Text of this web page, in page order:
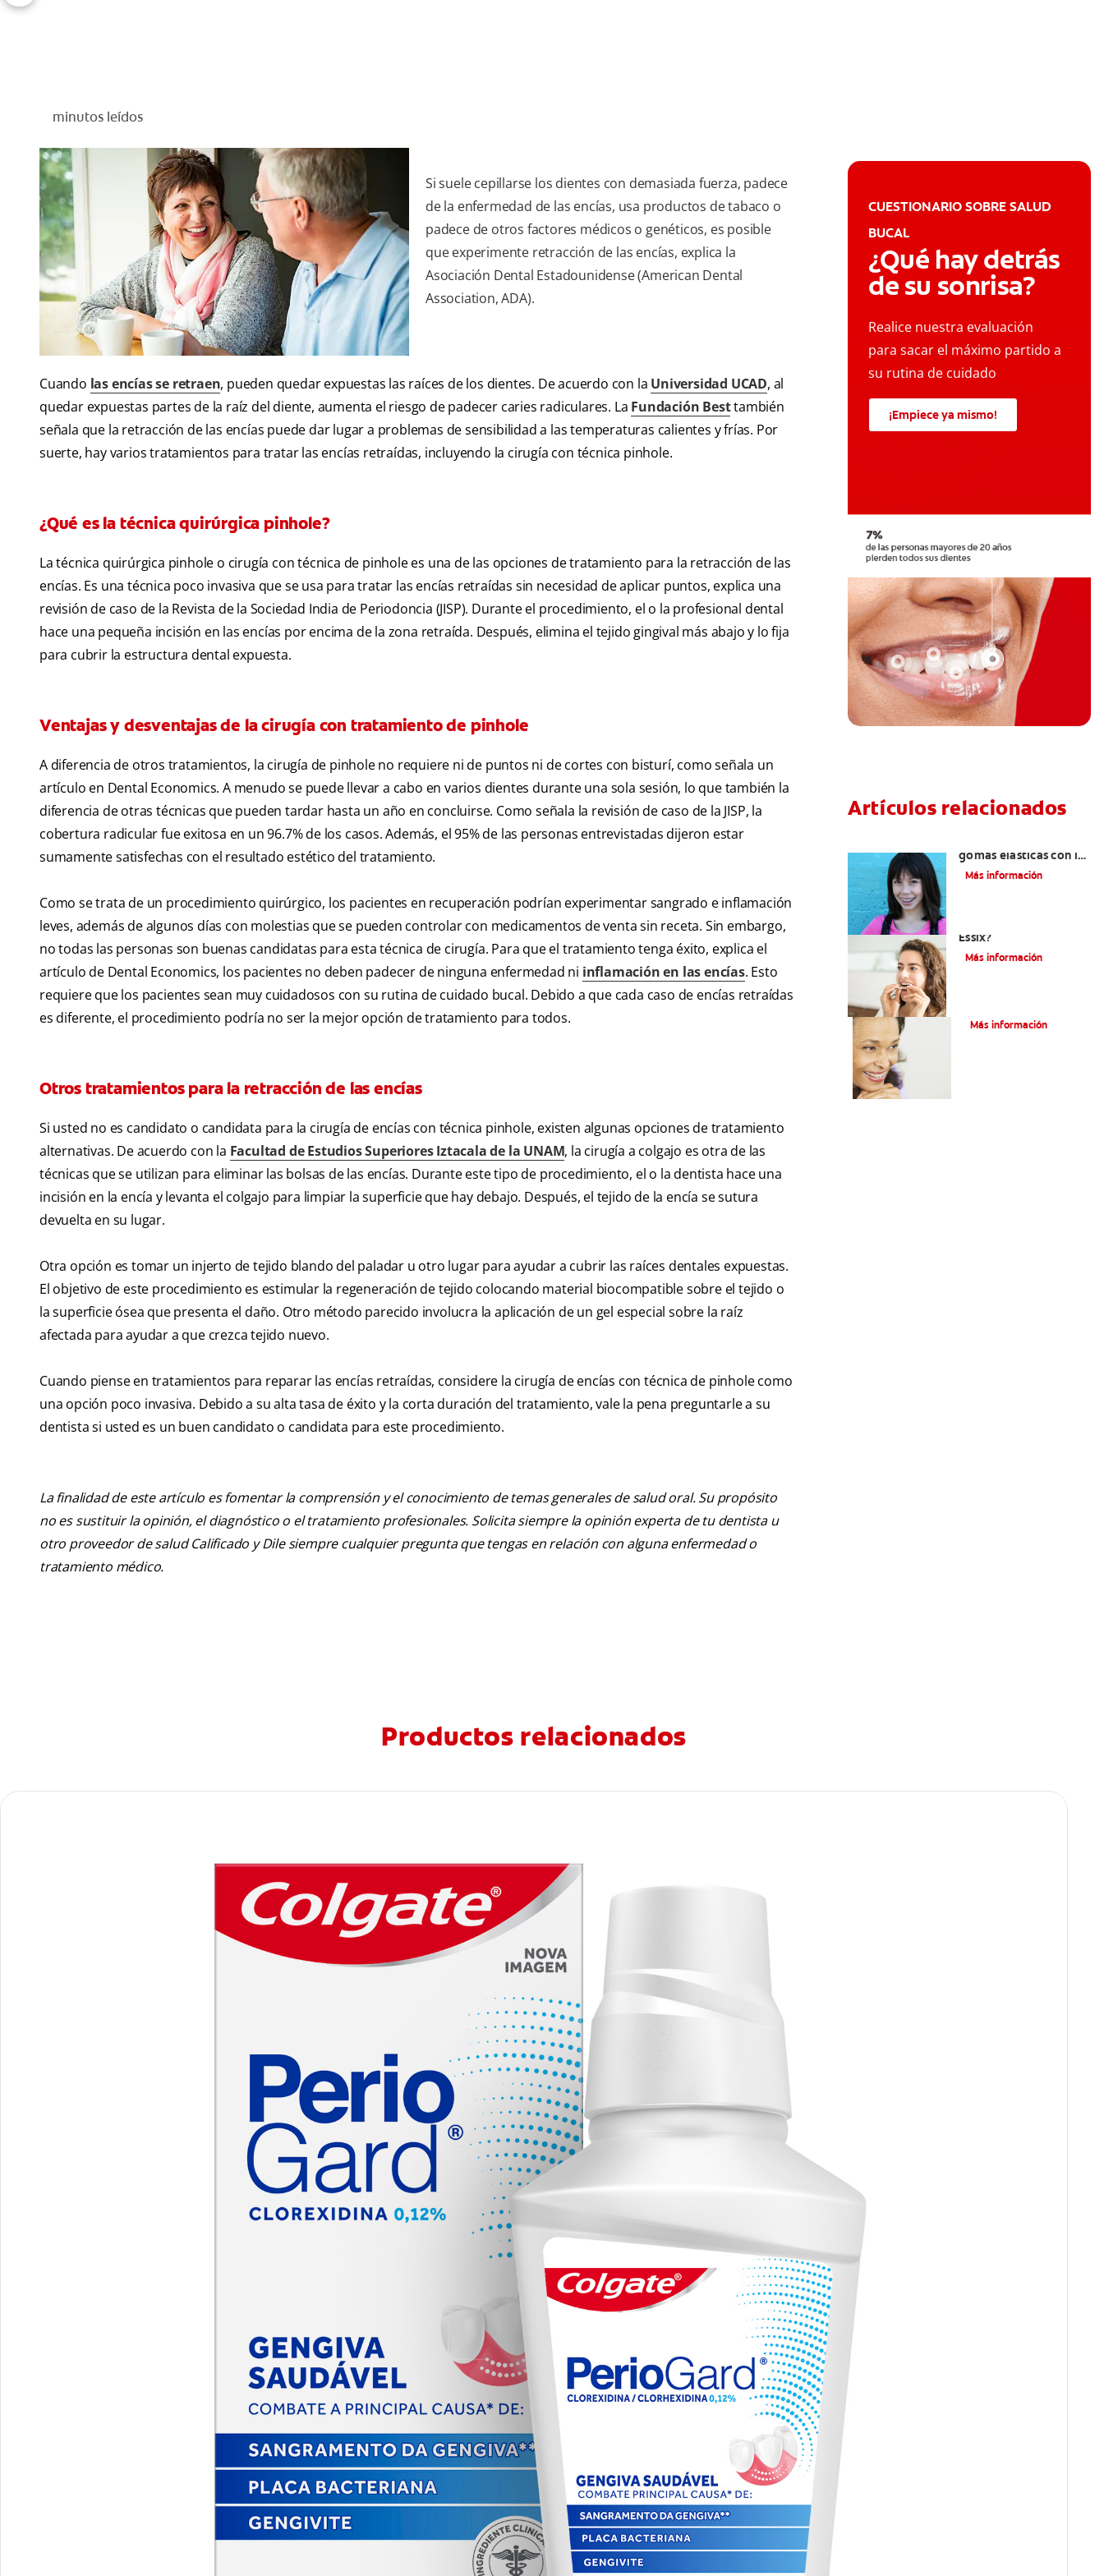
minutos leídos
Si suele cepillarse los dientes con demasiada fuerza, padece
de la enfermedad de las encías, usa productos de tabaco o
padece de otros factores médicos o genéticos, es posible
que experimente retracción de las encías, explica la
Asociación Dental Estadounidense (American Dental
Association, ADA).
Cuando las encías se retraen, pueden quedar expuestas las raíces de los dientes. De acuerdo con la Universidad UCAD, al
quedar expuestas partes de la raíz del diente, aumenta el riesgo de padecer caries radiculares. La Fundación Besttambién
señala que la retracción de las encías puede dar lugar a problemas de sensibilidad a las temperaturas calientes y frías. Por
suerte, hay varios tratamientos para tratar las encías retraídas, incluyendo la cirugía con técnica pinhole.
¿Qué es la técnica quirúrgica pinhole?
La técnica quirúrgica pinhole o cirugía con técnica de pinhole es una de las opciones de tratamiento para la retracción de las
encías. Es una técnica poco invasiva que se usa para tratar las encías retraídas sin necesidad de aplicar puntos, explica una
revisión de caso de la Revista de la Sociedad India de Periodoncia (JISP). Durante el procedimiento, el o la profesional dental
hace una pequeña incisión en las encías por encima de la zona retraída. Después, elimina el tejido gingival más abajo y lo fija
para cubrir la estructura dental expuesta.
Ventajas y desventajas de la cirugía con tratamiento de pinhole
A diferencia de otros tratamientos, la cirugía de pinhole no requiere ni de puntos ni de cortes con bisturí, como señala un
artículo en Dental Economics. A menudo se puede llevar a cabo en varios dientes durante una sola sesión, lo que también la
diferencia de otras técnicas que pueden tardar hasta un año en concluirse. Como señala la revisión de caso de la JISP, la
cobertura radicular fue exitosa en un 96.7% de los casos. Además, el 95% de las personas entrevistadas dijeron estar
sumamente satisfechas con el resultado estético del tratamiento.
Como se trata de un procedimiento quirúrgico, los pacientes en recuperación podrían experimentar sangrado e inflamación
leves, además de algunos días con molestias que se pueden controlar con medicamentos de venta sin receta. Sin embargo,
no todas las personas son buenas candidatas para esta técnica de cirugía. Para que el tratamiento tenga éxito, explica el
artículo de Dental Economics, los pacientes no deben padecer de ninguna enfermedad ni inflamación en las encías. Esto
requiere que los pacientes sean muy cuidadosos con su rutina de cuidado bucal. Debido a que cada caso de encías retraídas
es diferente, el procedimiento podría no ser la mejor opción de tratamiento para todos.
Otros tratamientos para la retracción de las encías
Si usted no es candidato o candidata para la cirugía de encías con técnica pinhole, existen algunas opciones de tratamiento
alternativas. De acuerdo con la Facultad de Estudios Superiores Iztacala de la UNAM, la cirugía a colgajo es otra de las
técnicas que se utilizan para eliminar las bolsas de las encías. Durante este tipo de procedimiento, el o la dentista hace una
incisión en la encía y levanta el colgajo para limpiar la superficie que hay debajo. Después, el tejido de la encía se sutura
devuelta en su lugar.
Otra opción es tomar un injerto de tejido blando del paladar u otro lugar para ayudar a cubrir las raíces dentales expuestas.
El objetivo de este procedimiento es estimular la regeneración de tejido colocando material biocompatible sobre el tejido o
la superficie ósea que presenta el daño. Otro método parecido involucra la aplicación de un gel especial sobre la raíz
afectada para ayudar a que crezca tejido nuevo.
Cuando piense en tratamientos para reparar las encías retraídas, considere la cirugía de encías con técnica de pinhole como
una opción poco invasiva. Debido a su alta tasa de éxito y la corta duración del tratamiento, vale la pena preguntarle a su
dentista si usted es un buen candidato o candidata para este procedimiento.
La finalidad de este artículo es fomentar la comprensión y el conocimiento de temas generales de salud oral. Su propósito
no es sustituir la opinión, el diagnóstico o el tratamiento profesionales. Solicita siempre la opinión experta de tu dentista u
otro proveedor de salud Calificado y Dile siempre cualquier pregunta que tengas en relación con alguna enfermedad o
tratamiento médico.
CUESTIONARIO SOBRE SALUD
BUCAL
¿Qué hay detrás
de su sonrisa?
Realice nuestra evaluación
para sacar el máximo partido a
su rutina de cuidado
¡Empiece ya mismo!
Artículos relacionados
gomas elásticas con los
aparatos de
Más información
Essix?
Más información
Más información
Productos relacionados